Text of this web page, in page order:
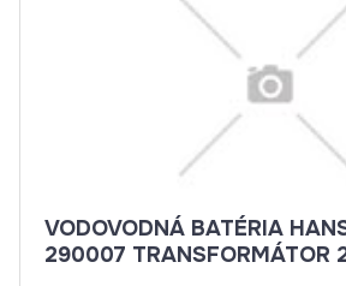
VODOVODNÁ BATÉRIA
290007 TRANSFORMÁTOR